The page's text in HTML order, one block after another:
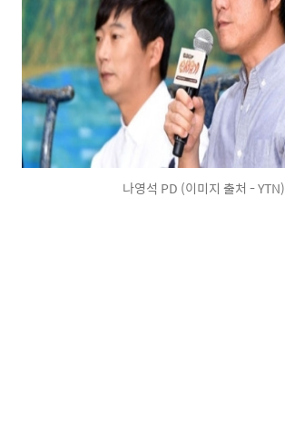
나영석 PD (이미지 출처 - YTN)